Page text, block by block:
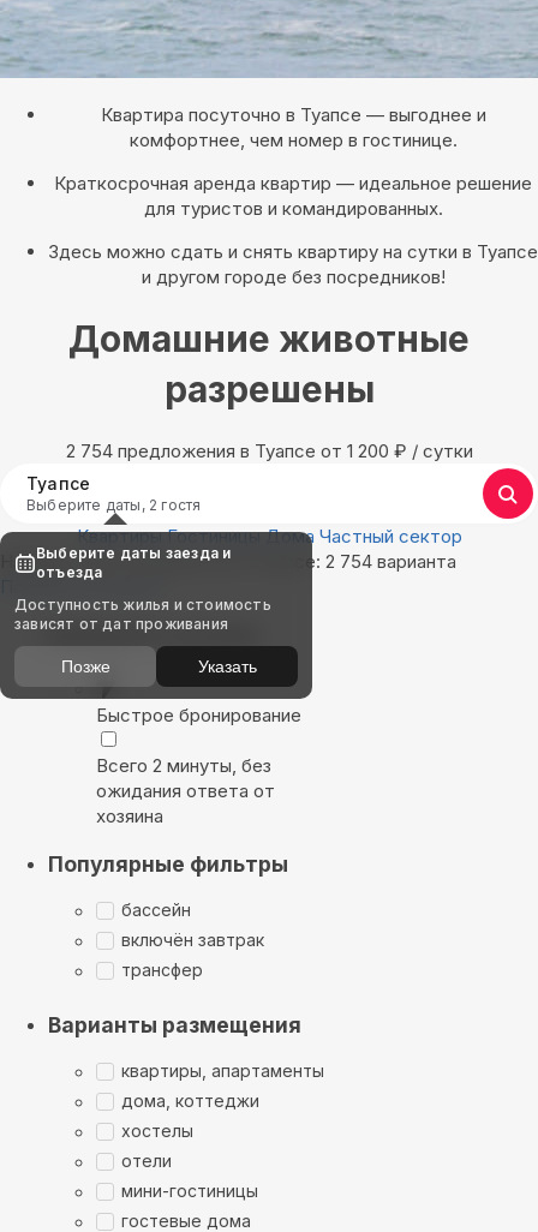
Квартира посуточно в Туапсе — выгоднее и
комфортнее, чем номер в гостинице.
Краткосрочная аренда квартир — идеальное решение
для туристов и командированных.
Здесь можно сдать и снять квартиру на сутки в Туапсе
и другом городе без посредников!
Домашние животные
разрешены
2 754 предложения в Туапсе oт 1 200 ₽ / сутки
Туапсе
Выберите даты, 2 гостя
Квартиры Гостиницы Дома Частный сектор
Найдём, где остановиться в Туапсе: 2 754 варианта
Показать на карте
Выбирайте лучшее
Быстрое бронирование
Всего 2 минуты, без
ожидания ответа от
хозяина
Популярные фильтры
бассейн
включён завтрак
трансфер
Варианты размещения
квартиры, апартаменты
дома, коттеджи
хостелы
отели
мини-гостиницы
гостевые дома
Выберите даты заезда и
отъезда
Доступность жилья и стоимость
зависят от дат проживания
Позже Указать